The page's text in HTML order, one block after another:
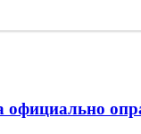
официально